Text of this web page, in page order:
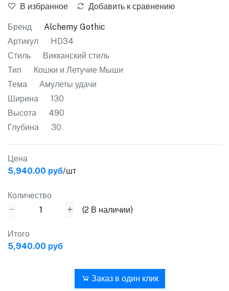
В избранное Добавить к сравнению
Бренд
Alchemy Gothic
Артикул
HD34
Стиль
Викканский стиль
Тип
Кошки и Летучие Мыши
Тема
Амулеты удачи
Ширина
130
Высота
490
Глубина
30
Цена
5,940.00 руб/шт
Количество
(2 В наличии)
Итого
5,940.00 руб
Заказ в один клик